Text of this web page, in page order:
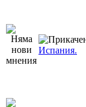
Испания.